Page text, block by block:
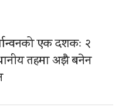
एक दशकः २
तहमा अझै बनेन